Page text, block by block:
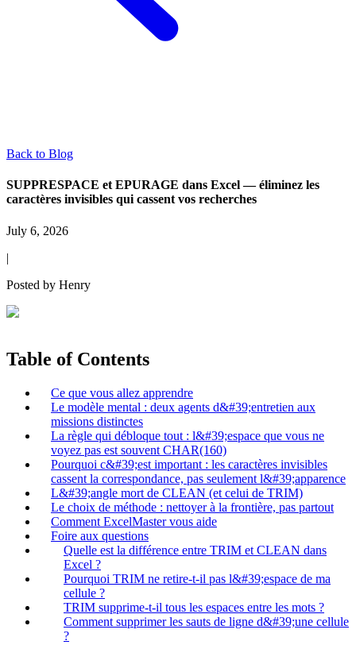
Back to Blog
SUPPRESPACE et EPURAGE dans Excel — éliminez les
caractères invisibles qui cassent vos recherches
July 6, 2026
|
Posted by Henry
Table of Contents
Ce que vous allez apprendre
Le modèle mental : deux agents d&#39;entretien aux
missions distinctes
La règle qui débloque tout : l&#39;espace que vous ne
voyez pas est souvent CHAR(160)
Pourquoi c&#39;est important : les caractères invisibles
cassent la correspondance, pas seulement l&#39;apparence
L&#39;angle mort de CLEAN (et celui de TRIM)
Le choix de méthode : nettoyer à la frontière, pas partout
Comment ExcelMaster vous aide
Foire aux questions
Quelle est la différence entre TRIM et CLEAN dans
Excel ?
Pourquoi TRIM ne retire-t-il pas l&#39;espace de ma
cellule ?
TRIM supprime-t-il tous les espaces entre les mots ?
Comment supprimer les sauts de ligne d&#39;une cellule
?